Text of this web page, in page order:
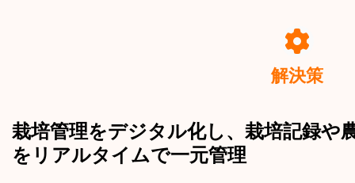
解決策
栽培管理をデジタル化し、栽培記録や
をリアルタイムで一元管理